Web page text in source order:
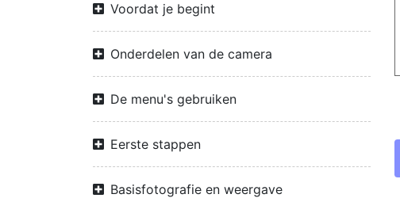
Voordat je begint
Onderdelen van de camera
De menu's gebruiken
Eerste stappen
Basisfotografie en weergave